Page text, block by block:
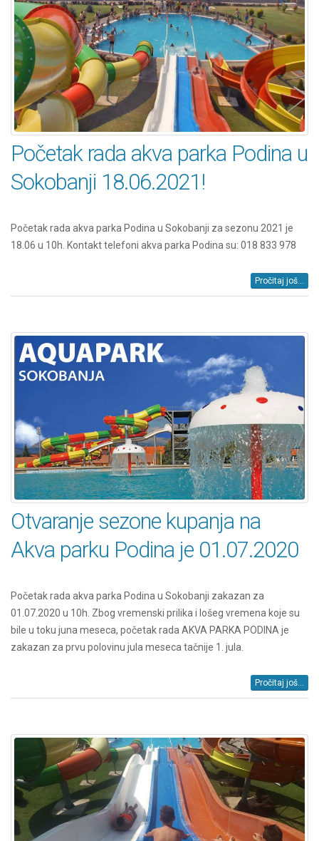
Početak rada akva parka Podina u
Sokobanji 18.06.2021!
Početak rada akva parka Podina u Sokobanji za sezonu 2021 je
18.06 u 10h. Kontakt telefoni akva parka Podina su: 018 833 978
Pročitaj još...
Otvaranje sezone kupanja na
Akva parku Podina je 01.07.2020
Početak rada akva parka Podina u Sokobanji zakazan za
01.07.2020 u 10h. Zbog vremenski prilika i lošeg vremena koje su
bile u toku juna meseca, početak rada AKVA PARKA PODINA je
zakazan za prvu polovinu jula meseca tačnije 1. jula.
Pročitaj još...